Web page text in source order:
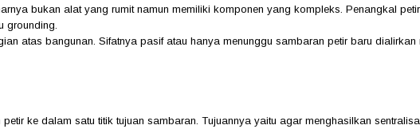
bukan alat yang rumit namun memiliki komponen yang kompleks. Penangkal
grounding.
atas bangunan. Sifatnya pasif atau hanya menunggu sambaran petir baru
ke dalam satu titik tujuan sambaran. Tujuannya yaitu agar menghasilkan